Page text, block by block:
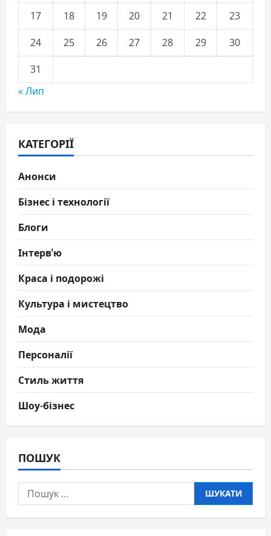
17 18 19 20 21 22
23
24
25 26 27 28 29
30
31
« Лип
КАТЕГОРІЇ
Анонси
Бізнес і технології
Блоги
Інтерв'ю
Краса і подорожі
Культура і мистецтво
Мода
Персоналії
Стиль життя
Шоу-бізнес
ПОШУК
Пошук: